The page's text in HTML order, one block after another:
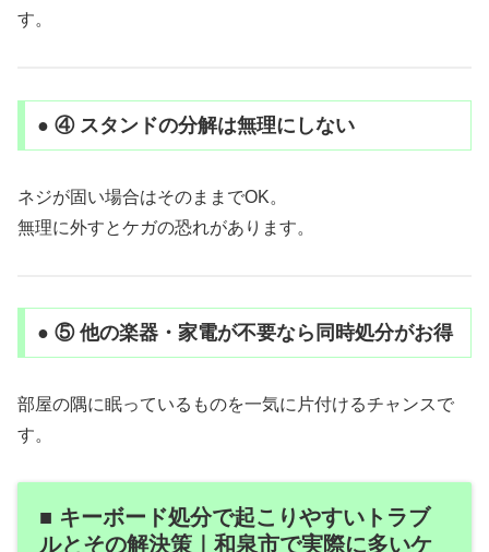
す。
● ④ スタンドの分解は無理にしない
ネジが固い場合はそのままでOK。
無理に外すとケガの恐れがあります。
● ⑤ 他の楽器・家電が不要なら同時処分がお得
部屋の隅に眠っているものを一気に片付けるチャンスで
す。
■ キーボード処分で起こりやすいトラブ
ルとその解決策｜和泉市で実際に多いケ